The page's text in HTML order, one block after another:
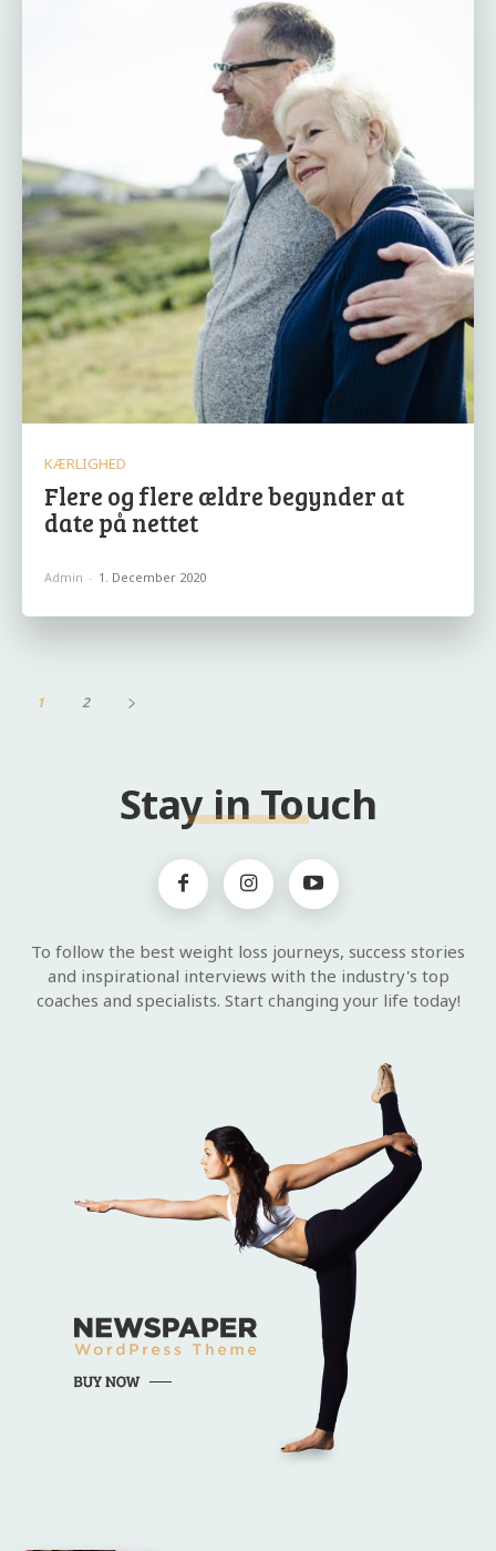
KÆRLIGHED
Flere og flere ældre begynder at
date på nettet
Admin - 1. December 2020
1 2
Stay in Touch
To follow the best weight loss journeys, success stories
and inspirational interviews with the industry's top
coaches and specialists. Start changing your life today!